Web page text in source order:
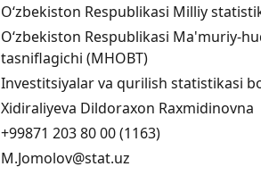
O‘zbekiston Respublikasi Milliy
O‘zbekiston Respublikasi Ma'muriy-
tasniflagichi (MHOBT)
Investitsiyalar va qurilish statistikasi
Xidiraliyeva Dildoraxon Raxmidinovna
+99871 203 80 00 (1163)
M.Jomolov@stat.uz